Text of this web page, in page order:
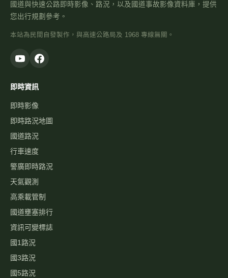
國道與快速公路即時影像、路況，以及國道事故影像資料庫，提供
您出行規劃參考。
本站為民間自發製作，與高速公路局及 1968 專線無關。
即時資訊
即時影像
即時路況地圖
國道路況
行車速度
警廣即時路況
天氣觀測
高乘載管制
國道壅塞排行
資訊可變標誌
國1路況
國3路況
國5路況